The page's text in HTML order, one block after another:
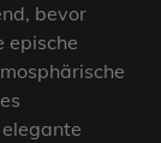
bevor
epische